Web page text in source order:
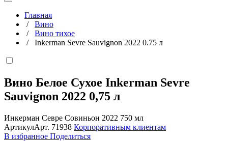
Главная
/ Вино
/ Вино тихое
/ Inkerman Sevre Sauvignon 2022 0.75 л
Вино Белое Сухое Inkerman Sevre
Sauvignon 2022 0,75 л
Инкерман Севре Совиньон 2022 750 мл
АртикулАрт. 71938 Корпоративным клиентам
В избранное Поделиться